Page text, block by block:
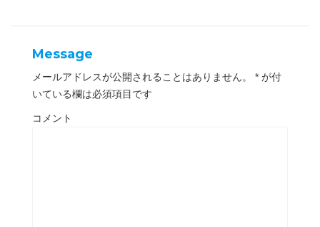
ン
で
開
き
ま
す
)
Message
メールアドレスが公開されることはありません。 * が付
いている欄は必須項目です
コメント